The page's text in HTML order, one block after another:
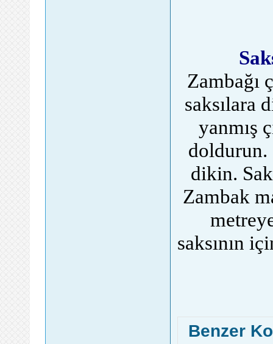
Zambağı
saksılara
yanmış
doldurun.
dikin.
Zambak
saksının
Benzer